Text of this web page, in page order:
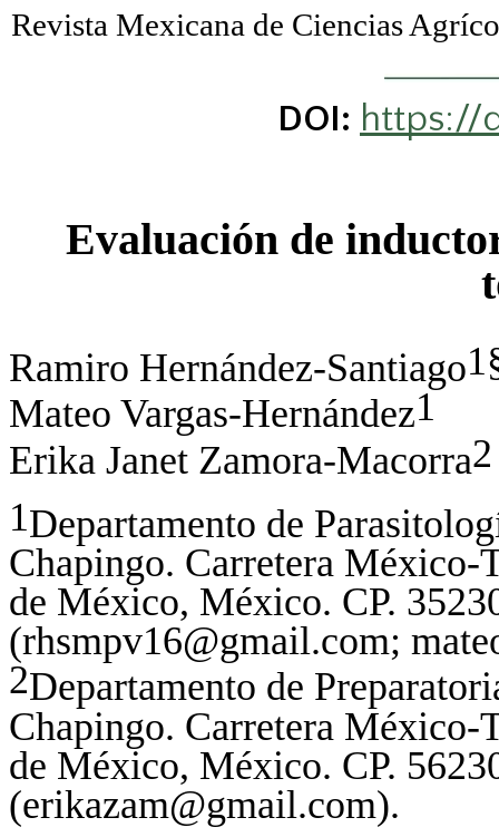
Revista Mexicana de Ciencias
DOI: https://
Evaluación de
Ramiro Hernández-Santiago
Mateo Vargas-Hernández1
Erika Janet Zamora-Macorra2
1Departamento de
Chapingo. Carretera México-
de México, México. CP.
(rhsmpv16@gmail.com;
2Departamento de
Chapingo. Carretera México-
de México, México. CP.
(erikazam@gmail.com).